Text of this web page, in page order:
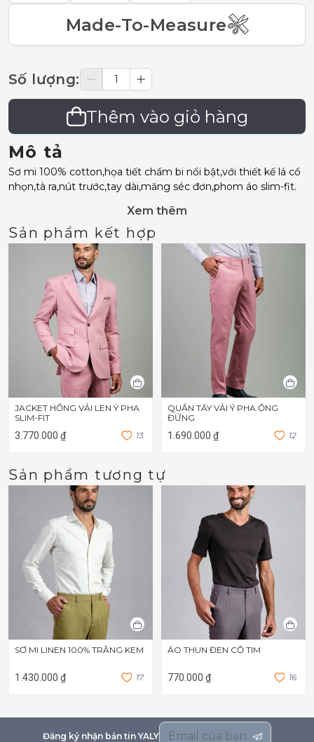
Made-To-Measure
Số lượng:
Thêm vào giỏ hàng
Mô tả
Sơ mi 100% cotton,họa tiết chấm bi nổi bật,với thiết kế lá cổ
nhọn,tà ra,nút trước,tay dài,măng séc đơn,phom áo slim-fit.
Xem thêm
Sản phẩm kết hợp
JACKET HỒNG VẢI LEN Ý PHA
SLIM-FIT
3.770.000 ₫ 13
QUẦN TÂY VẢI Ý PHA ỐNG
ĐỨNG
1.690.000 ₫ 12
Sản phẩm tương tự
SƠ MI LINEN 100% TRẮNG KEM
1.430.000 ₫ 17
ÁO THUN ĐEN CỔ TIM
770.000 ₫ 16
Đăng ký nhận bản tin YALY